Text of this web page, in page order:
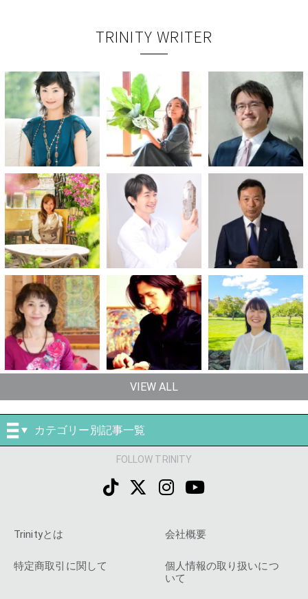
TRINITY WRITER
VIEW ALL
カテゴリー別記事一覧
FOLLOW TRINITY
Trinityとは 会社概要
特定商取引に関して
個人情報の取り扱いにつ
いて